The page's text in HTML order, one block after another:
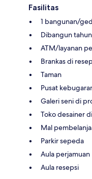
Fasilitas
1 bangunan/
Dibangun
ATM/layanan
Brankas di
Taman
Pusat
Galeri seni di
Toko desainer
Mal
Parkir sepeda
Aula perjamuan
Aula resepsi